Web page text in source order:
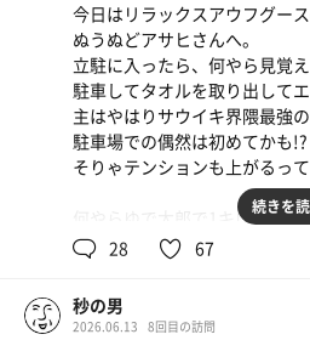
さて…サ飯をどうしよう😥
予定では食堂で食べるはずだ
しそびれたので山菜そばすら
…！
息子に貰ったギフトその2があ
ということで、半ば強引にコ
今日もいつもと変わらぬ楽し
雨音を聴きながらの渾1💫
上がって競馬の結果を見る。
激 タ コ 負 け
明日のアサヒさんが…🥹
前半飛ばして給料日前に事切
風呂上がりの推しちゃんお任
さ。
今日はリラックスアウフグー
ぬうぬどアサヒさんへ。
立駐に入ったら、何やら見覚
駐車してタオルを取り出して
主はやはりサウイキ界隈最強
駐車場での偶然は初めてかも!?
そりゃテンションも上がるっ
何やらゆで太郎で1キロもり
らのご入場とのことで、相変
やぽさんに月曜1枠1番の男と
たよっと💨受付には麻美さん。
続きを
28 67
秒の男
2026.06.13 8回目の訪問